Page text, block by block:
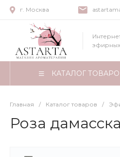
г. Москва
КАТАЛОГ
Главная / Каталог товаров /
Роза